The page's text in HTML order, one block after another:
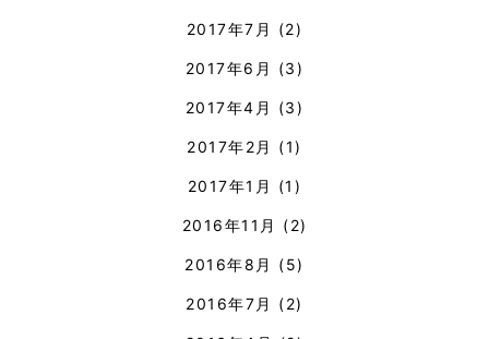
2017年7月 (2)
2017年6月 (3)
2017年4月 (3)
2017年2月 (1)
2017年1月 (1)
2016年11月 (2)
2016年8月 (5)
2016年7月 (2)